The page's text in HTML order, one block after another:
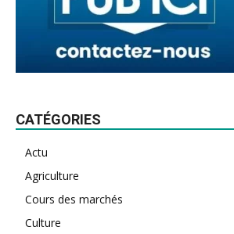
CATÉGORIES
Actu
Agriculture
Cours des marchés
Culture